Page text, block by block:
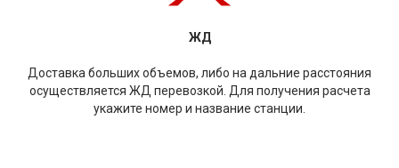
ЖД
Доставка больших объемов, либо на дальние расстояния
осуществляется ЖД перевозкой. Для получения расчета
укажите номер и название станции.